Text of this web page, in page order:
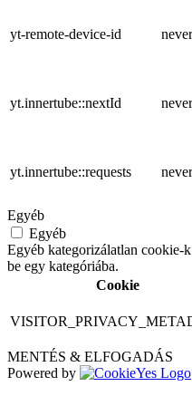
yt-remote-device-id never
yt.innertube::nextId never
yt.innertube::requests never
Egyéb
Egyéb
Egyéb kategorizálatlan cookie-
be egy kategóriába.
Cookie
MENTÉS & ELFOGADÁS
Powered by